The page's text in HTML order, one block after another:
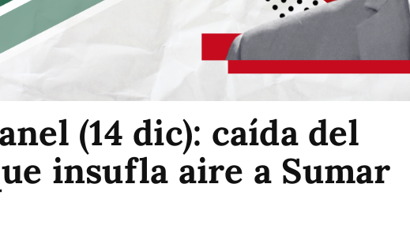
(14 dic): caída del
insufla aire a Sumar